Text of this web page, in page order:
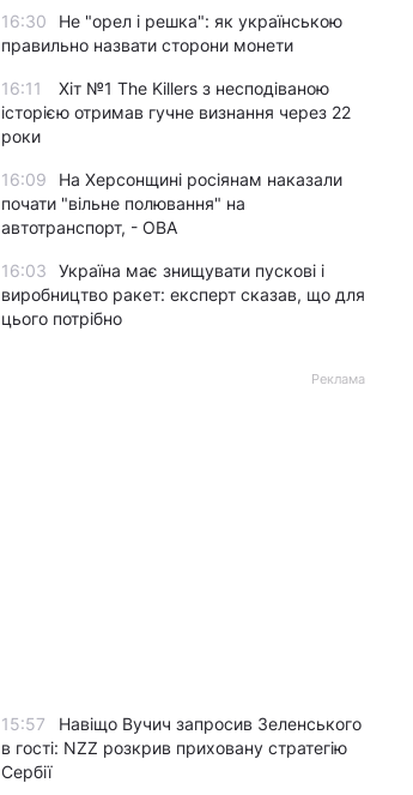
16:30
Не "орел і решка": як українською
правильно назвати сторони монети
16:11
Хіт №1 The Killers з несподіваною
історією отримав гучне визнання через 22
роки
16:09
На Херсонщині росіянам наказали
почати "вільне полювання" на
автотранспорт, - ОВА
16:03
Україна має знищувати пускові і
виробництво ракет: експерт сказав, що для
цього потрібно
Реклама
15:57
Навіщо Вучич запросив Зеленського
в гості: NZZ розкрив приховану стратегію
Сербії